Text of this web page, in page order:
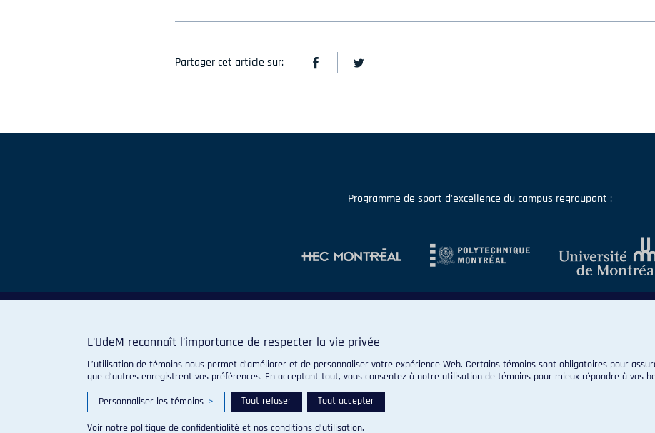
Partager cet article sur:
Programme de sport d'excellence du campus regroupant :
© 2026 Carabins de l'Université de Montréal. Tous droits réservés.
L’UdeM reconnaît l’importance de respecter la vie privée
L’utilisation de témoins nous permet d’améliorer et de personnaliser votre expérience Web. Certains témoins sont obligatoires pour
que d’autres enregistrent vos préférences. En acceptant tout, vous consentez à notre utilisation de témoins pour mieux répondre à vos
Personnaliser les témoins > Tout refuser Tout accepter
Voir notre politique de confidentialité et nos conditions d’utilisation.